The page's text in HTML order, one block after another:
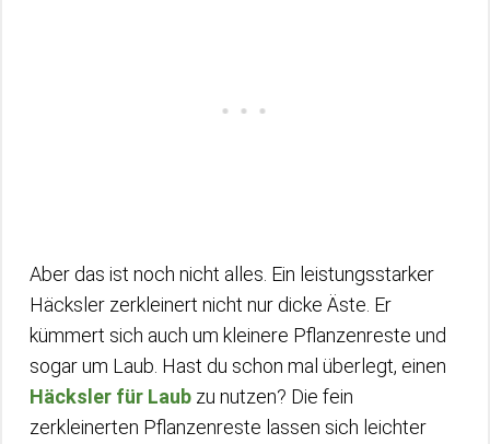
Aber das ist noch nicht alles. Ein leistungsstarker
Häcksler zerkleinert nicht nur dicke Äste. Er
kümmert sich auch um kleinere Pflanzenreste und
sogar um Laub. Hast du schon mal überlegt, einen
Häcksler für Laub zu nutzen? Die fein
zerkleinerten Pflanzenreste lassen sich leichter